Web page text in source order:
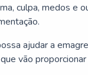
culpa, medos e
ajudar a
vão